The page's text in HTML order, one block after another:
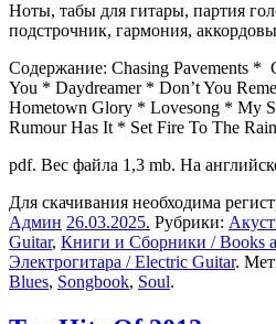
Ноты, табы для гитары, партия
подстрочник, гармония,
Содержание: Chasing Pavements *
You * Daydreamer * Don’t You
Hometown Glory * Lovesong * My
Rumour Has It * Set Fire To The
pdf. Вес файла 1,3 mb. На
Для скачивания необходима
Админ 26.03.2025. Рубрики:
Guitar, Книги и Сборники / Books
Электрогитара / Electric Guitar.
Blues, Songbook, Soul.